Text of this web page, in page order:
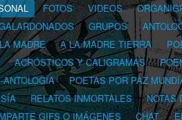
FOTOS VIDEOS
GRUPOS
MADRE A LA MADRE TIERRA
ACRÓSTICOS Y CALIGRAMAS
POETAS POR PAZ
RELATOS INMORTALES
NOTAS
GIFS O IMÁGENES CHAT